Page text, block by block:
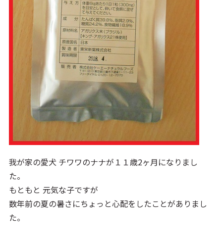
我が家の愛犬 チワワのナナが１１歳2ヶ月になりまし
た。
もともと 元気な子ですが
数年前の夏の暑さにちょっと心配をしたことがありまし
た。